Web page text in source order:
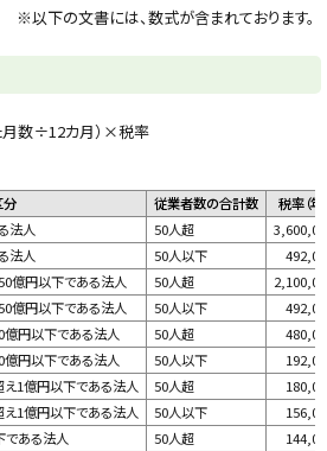
※以下の文書には、数式が含まれております。
月数÷12カ月）×税率
分 従業者数の合計数
税率（年
法人
50人超
法人
50人以下
億円以下である法人
50人超
億円以下である法人
50人以下
円以下である法人
50人超
円以下である法人
50人以下
1億円以下である法人
50人超
1億円以下である法人
50人以下
ある法人
50人超